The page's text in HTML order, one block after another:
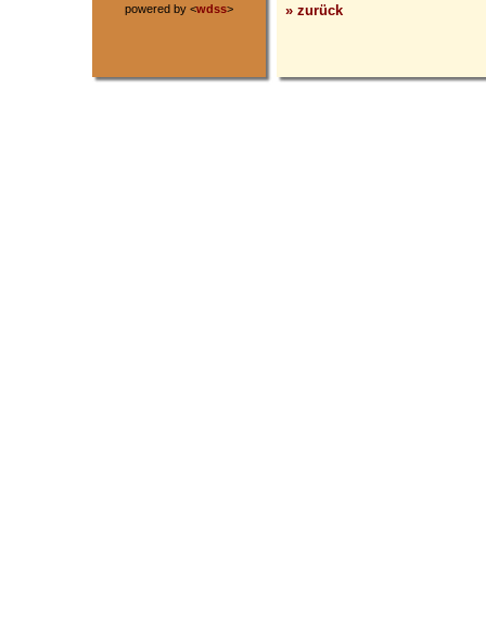
powered by <wdss> » zurück